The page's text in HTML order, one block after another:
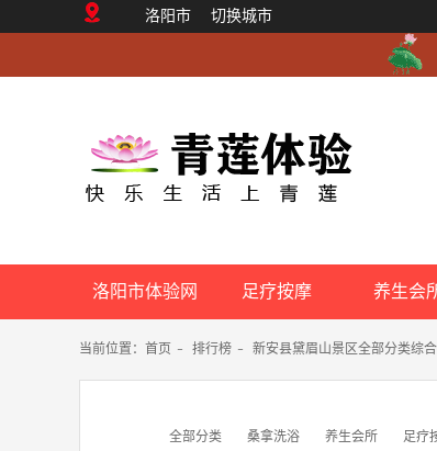
洛阳市 切换城市
洛阳市体验网 足疗按摩 养生会
当前位置： 首页 - 排行榜 - 新安县黛眉山景区全部分类综
全部分类 桑拿洗浴 养生会所 足疗